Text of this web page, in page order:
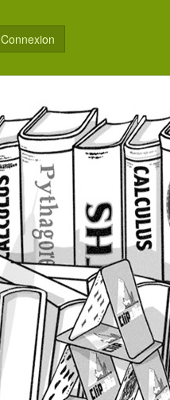
Connexion